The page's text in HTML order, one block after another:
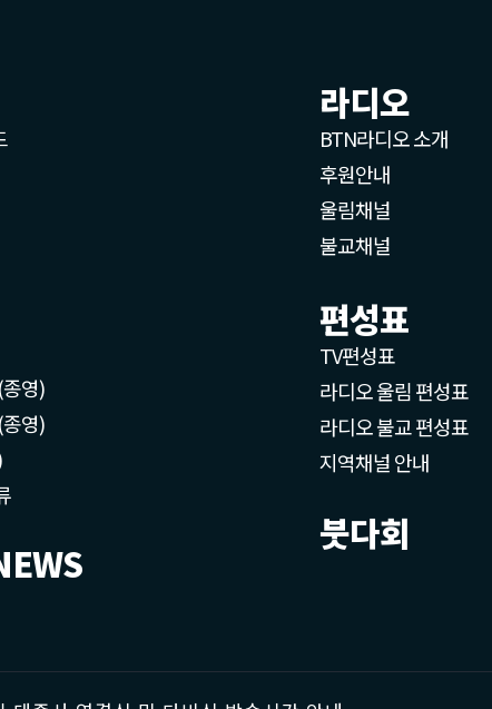
영)
영)
라디오
BTN라디오 소개
후원안내
울림채널
불교채널
편성표
TV편성표
라디오 울림 편성표
라디오 불교 편성표
지역채널 안내
붓다회